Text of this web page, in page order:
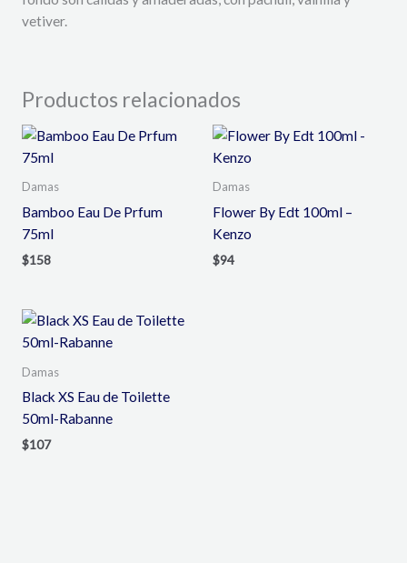
vetiver.
Productos relacionados
Damas
Bamboo Eau De Prfum
75ml
$158
Damas
Flower By Edt 100ml –
Kenzo
$94
Damas
Black XS Eau de Toilette
50ml-Rabanne
$107